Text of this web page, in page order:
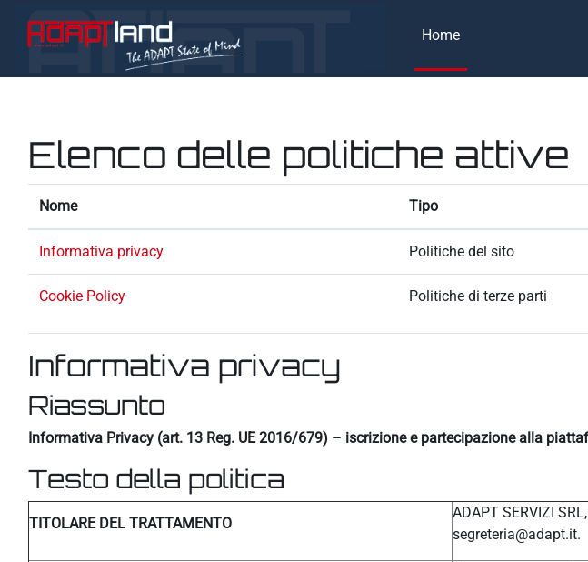
Home
Elenco delle politiche attive
Nome Tipo
Informativa privacy Politiche del sito
Cookie Policy Politiche di terze parti
Informativa privacy
Riassunto
Informativa Privacy (art. 13 Reg. UE 2016/679) – iscrizione e partecipazione alla
Testo della politica
TITOLARE DEL TRATTAMENTO
ADAPT SERVIZI
segreteria@adapt.it.